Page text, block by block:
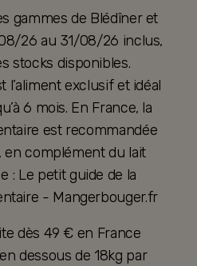
gammes de Blédîner et
26 au 31/08/26 inclus,
stocks disponibles.
l’aliment exclusif et idéal
6 mois. En France, la
est recommandée
en complément du lait
: Le petit guide de la
- Mangerbouger.fr
dès 49 € en France
dessous de 18kg par